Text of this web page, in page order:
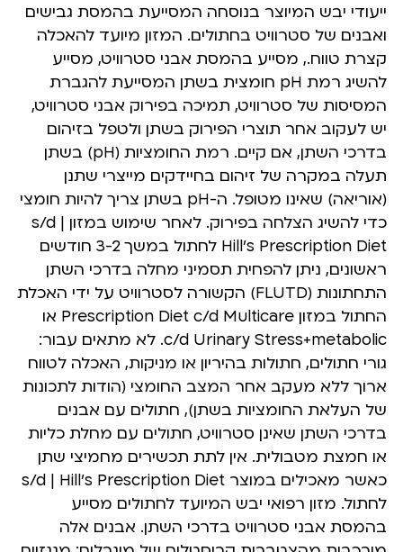
ייעודי יבש המיוצר בנוסחה המסייעת בהמסת גבישים
ואבנים של סטרוויט בחתולים. המזון מיועד להאכלה
קצרת טווח., מסייע בהמסת אבני סטרוויט, מסייע
להשיג רמת pH חומצית בשתן המסייעת להגברת
המסיסות של סטרוויט, תמיכה בפירוק אבני סטרוויט,
יש לעקוב אחר תוצרי הפירוק בשתן ולטפל בזיהום
בדרכי השתן, אם קיים. רמת החומציות (pH) בשתן
תעלה במקרה של זיהום בחיידקים מייצרי שתנן
(אוריאה) שאינו מטופל. ה-pH בשתן צריך להיות חומצי
כדי להשיג הצלחה בפירוק. לאחר שימוש במזון s/d |
Hill’s Prescription Diet לחתול במשך 3-2 חודשים
ראשונים, ניתן להפחית תסמיני מחלה בדרכי השתן
התחתונות (FLUTD) הקשורה לסטרוויט על ידי האכלת
החתול במזון Prescription Diet c/d Multicare או
c/d Urinary Stress+metabolic. לא מתאים עבור:
גורי חתולים, חתולות בהיריון או מניקות, האכלה לטווח
ארוך ללא מעקב אחר המצב החומצי (הודות לתכונות
של העלאת החומציות בשתן), חתולים עם אבנים
בדרכי השתן שאינן סטרוויט, חתולים עם מחלת כליות
או חמצת מטבולית. אין לתת תכשירים מחמיצי שתן
כאשר מאכילים במוצר s/d | Hill’s Prescription Diet
לחתול. מזון רפואי יבש המיועד לחתולים מסייע
בהמסת אבני סטרוויט בדרכי השתן. אבנים אלה